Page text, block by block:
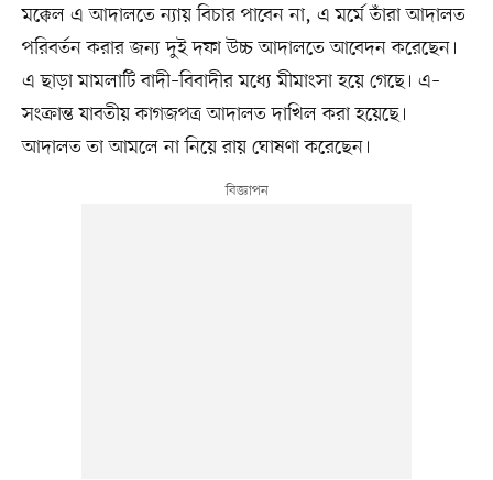
মক্কেল এ আদালতে ন্যায় বিচার পাবেন না, এ মর্মে তাঁরা আদালত
পরিবর্তন করার জন্য দুই দফা উচ্চ আদালতে আবেদন করেছেন।
এ ছাড়া মামলাটি বাদী–বিবাদীর মধ্যে মীমাংসা হয়ে গেছে। এ–
সংক্রান্ত যাবতীয় কাগজপত্র আদালত দাখিল করা হয়েছে।
আদালত তা আমলে না নিয়ে রায় ঘোষণা করেছেন।